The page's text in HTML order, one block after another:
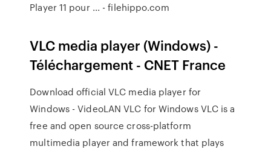
Player 11 pour ... - filehippo.com
VLC media player (Windows) -
Téléchargement - CNET France
Download official VLC media player for
Windows - VideoLAN VLC for Windows VLC is a
free and open source cross-platform
multimedia player and framework that plays